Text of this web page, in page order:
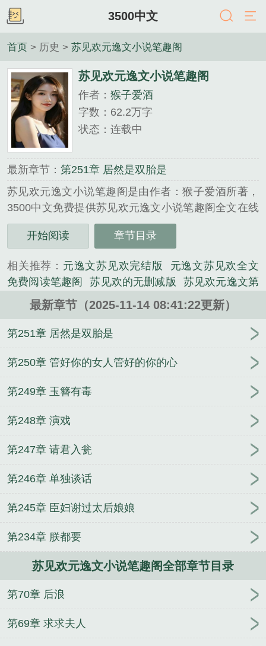
3500中文
首页 > 历史 > 苏见欢元逸文小说笔趣阁
苏见欢元逸文小说笔趣阁
作者： 猴子爱酒
字数：62.2万字
状态：连载中
最新章节： 第251章 居然是双胎是
苏见欢元逸文小说笔趣阁是由作者：猴子爱酒所著，
3500中文免费提供苏见欢元逸文小说笔趣阁全文在线
阅读。
三秒记住本站：3500中文 网址：www.3500zw.com...
历史类小说。
开始阅读 章节目录
相关推荐： 元逸文苏见欢完结版
元逸文苏见欢全文
免费阅读笔趣阁
苏见欢的无删减版
苏见欢元逸文第
二十章 短剧演员苏见欢 苏见欢元逸文免费阅读无弹
演员苏见欢真名叫什么
苏见欢元逸文笔趣阁最新
章节内容
元逸文苏见欢全文20章
最新章节（2025-11-14 08:41:22更新）
第251章 居然是双胎是
第250章 管好你的女人管好的你的心
第249章 玉簪有毒
第248章 演戏
第247章 请君入瓮
第246章 单独谈话
第245章 臣妇谢过太后娘娘
第234章 朕都要
苏见欢元逸文小说笔趣阁全部章节目录
第70章 后浪
第69章 求求夫人